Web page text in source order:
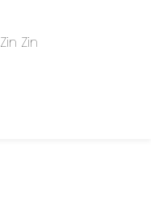
Zin Zin